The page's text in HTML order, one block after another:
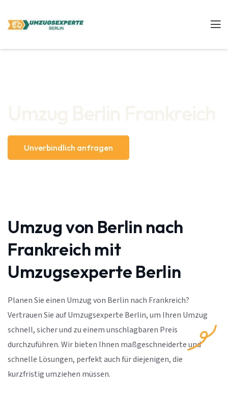
Unverbindlich anfragen
Umzug von Berlin nach
Frankreich mit
Umzugsexperte Berlin
Planen Sie einen Umzug von Berlin nach Frankreich?
Vertrauen Sie auf Umzugsexperte Berlin, um Ihren Umzug
schnell, sicher und zu einem unschlagbaren Preis
durchzuführen. Wir bieten Ihnen maßgeschneiderte und
schnelle Lösungen, perfekt auch für diejenigen, die
kurzfristig umziehen müssen.